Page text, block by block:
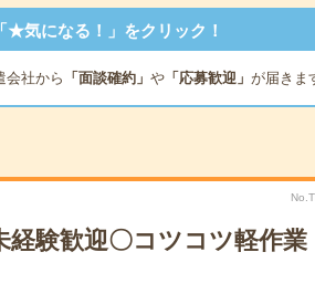
★気になる！」をクリック！
会社から 「面談確約」 や「応募歓迎」 が届きま
験歓迎〇コツコツ軽作業